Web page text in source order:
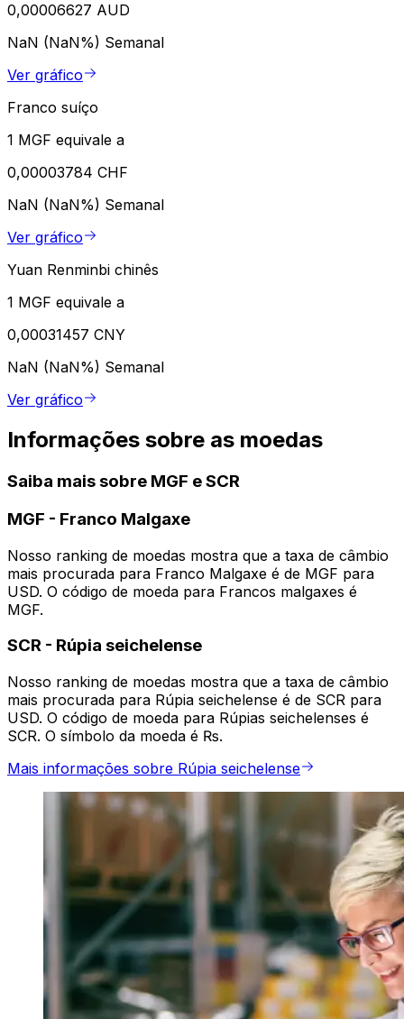
0,00006627 AUD
NaN (NaN%) Semanal
Ver gráfico
Franco suíço
1 MGF equivale a
0,00003784 CHF
NaN (NaN%) Semanal
Ver gráfico
Yuan Renminbi chinês
1 MGF equivale a
0,00031457 CNY
NaN (NaN%) Semanal
Ver gráfico
Informações sobre as moedas
Saiba mais sobre MGF e SCR
MGF - Franco Malgaxe
Nosso ranking de moedas mostra que a taxa de câmbio
mais procurada para Franco Malgaxe é de MGF para
USD. O código de moeda para Francos malgaxes é
MGF.
SCR - Rúpia seichelense
Nosso ranking de moedas mostra que a taxa de câmbio
mais procurada para Rúpia seichelense é de SCR para
USD. O código de moeda para Rúpias seichelenses é
SCR. O símbolo da moeda é ₨.
Mais informações sobre Rúpia seichelense